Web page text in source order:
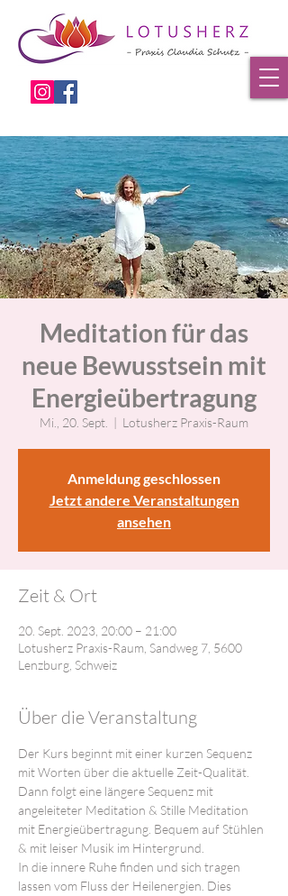
Meditation für das
neue Bewusstsein mit
Energieübertragung
Mi., 20. Sept.
  |
Lotusherz Praxis-Raum
Anmeldung geschlossen
Jetzt andere Veranstaltungen
ansehen
Zeit & Ort
20. Sept. 2023, 20:00 – 21:00
Lotusherz Praxis-Raum, Sandweg 7, 5600
Lenzburg, Schweiz
Über die Veranstaltung
Der Kurs beginnt mit einer kurzen Sequenz
mit Worten über die aktuelle Zeit-Qualität.
Dann folgt eine längere Sequenz mit
angeleiteter Meditation & Stille Meditation
mit Energieübertragung. Bequem auf Stühlen
& mit leiser Musik im Hintergrund.
In die innere Ruhe finden und sich tragen
lassen vom Fluss der Heilenergien. Dies